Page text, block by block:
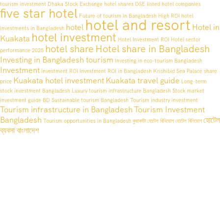
tourism investment Dhaka Stock Exchange hotel shares DSE listed hotel companies
five star hotel Future of tourism in Bangladesh High ROI hotel
investments in Bangladesh hotel hotel and resort Hotel in
Kuakata hotel investment Hotel Investment ROI Hotel sector
performance 2025 hotel share Hotel share in Bangladesh
Investing in Bangladesh tourism Investing in eco-tourism Bangladesh
Investment Investment ROI Investment ROI in Bangladesh Krishibid Sea Palace share
price Kuakata hotel investmentKuakata travel guide Long-term
stock investment Bangladesh Luxury tourism infrastructure Bangladesh Stock market
investment guide BD Sustainable tourism Bangladesh Tourism industry investment
Tourism infrastructure in BangladeshTourism Investment
Bangladesh Tourism opportunities in Bangladesh কুয়াকাটা হোটেল বিনিয়োগ হোটেল বিনিয়োগ হোটেল
ব্যবসা বাংলাদেশ